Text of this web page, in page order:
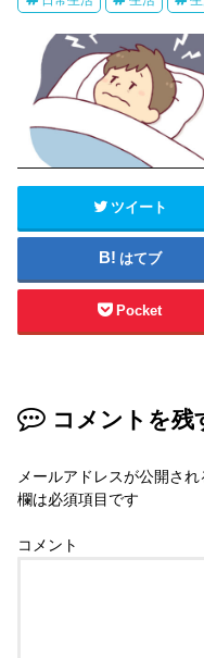
ウ
ン
ド
開
き
す
て
だ
い
(
新
し
い
ィ
ン
ド
で
開
き
ま
す
)
ツイート
はてブ
Pocket
コメントを残
メールアドレスが公開され
欄は必須項目です
コメント